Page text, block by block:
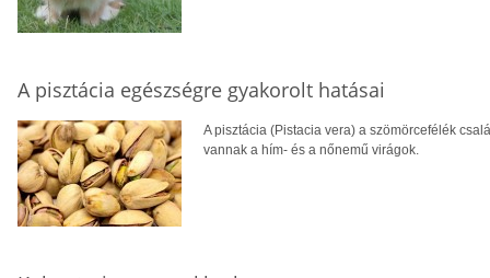
A pisztácia egészségre gyakorolt hatásai
A pisztácia (Pistacia vera) a szömörcefélék
vannak a hím- és a nőnemű virágok.